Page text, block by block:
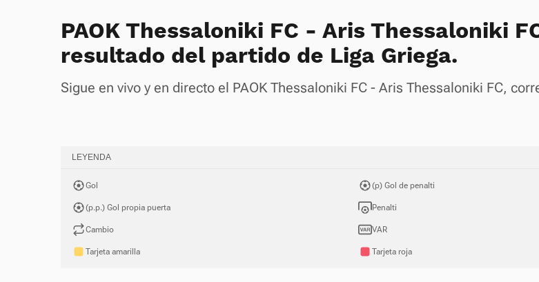
PAOK Thessaloniki FC - Aris Thessaloniki
resultado del partido de Liga Griega.
Sigue en vivo y en directo el PAOK Thessaloniki FC - Aris Thessaloniki FC,
LEYENDA
Gol
(p.p.) Gol propia puerta
Cambio
Tarjeta amarilla
(p) Gol de penalti
Penalti
VAR
Tarjeta roja